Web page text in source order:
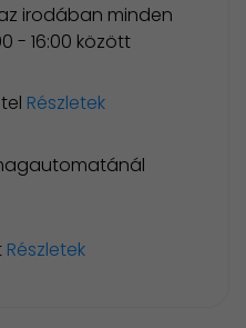
irodában minden
- 16:00 között
Részletek
Részletek